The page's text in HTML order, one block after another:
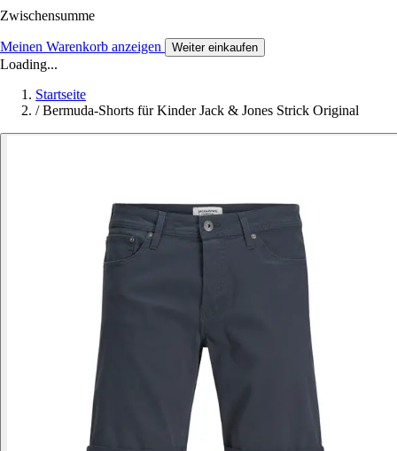
Zwischensumme
Meinen Warenkorb anzeigen Weiter einkaufen
Loading...
Startseite
/ Bermuda-Shorts für Kinder Jack & Jones Strick Original